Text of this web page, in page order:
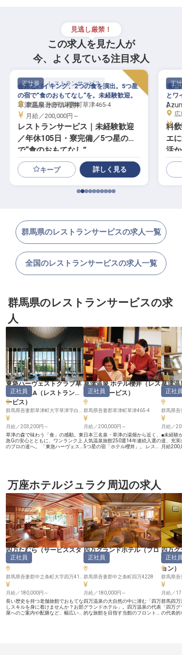
見逃し厳禁！
この求人を見た人が
今、よく見ている注目求人
正社員 レストランサービス
草津温泉 ホテル櫻井
レストランサービス｜未経験歓迎
／年休105日・寮完備／5つ星の宿
で“食のおもてなし”
会席とバイキング、2つの食を演出。5つ星
の宿で“食のおもてなし”を。未経験歓迎。
群馬県吾妻郡草津町草津465-4
月給／200,000円～
キープ 詳しく見る
正社
料
エ
活
瀬戸
とワ
。
月
群馬県のレストランサービスの求人一覧
全国のレストランサービスの求人一覧
群馬県のレストランサービスの求
人
東急ハーヴェストクラブ草
津＆VIALA （ レストランサ
ービス ）
正社員
月給／203,200円～
草津の森で味わう「食」の感動。東
急Gの安心とともに、ワンランク上
のプロの道へ。 「東急ハーヴェス
グで、訪れる会員様に驚きと癒やし
を提供しています。 この洗練され
た特別な空間で、あなたにしかでき
ない「おもてなし」を磨きません
か？ 東急Gならではの厚待遇が、長
く働ける環境を約束します。 【生
活も収入も、しっかりサポート】
・休日充実：月8～10日休み、年間
休日112日、積立休暇制度でプライ
ベートも大切にメリハリをつけて働
くことができます。 ・収入アッ
プ：月給20.3万円〜＋賞与年2回。
中抜け手当・資格手当などの各種手
当に加え、結婚祝金（5万円）や子
育て支援金など、ライフイベントも
会社が応援し、柔軟に働けます。
・新築寮完備：月7,000円〜の独身
寮はWi-Fi・バス・トイレ付き。快
適な住環境で、新しい生活もスムー
ズに始められます。 食を通じてお
客様の笑顔を創る―そんなやりがい
ある仕事を、安定した基盤の上で不
安無く始めませんか？
草津温泉 ホテル櫻井（レス
トランサービス ）
正社員
群馬県吾妻郡草津町草津465-4
月給／200,000円～
日本三名泉・草津の湯畑から近く、
人気温泉旅館250選14年連続入選の
5つ星の宿「ホテル櫻井」。 レスト
ーも開催される“魅せる宿”のレスト
ランでは、地産地消の会席から和洋
中のバイキングまで、旅のハイライ
トである“食事の時間”を演出。日本
有数の温泉地で多彩な食の空間を担
う、ここでしか味わえない魅力が詰
まった環境です。 未経験でも現場
で一流の接遇マナーを習得でき、最
短2年でチームリーダーに昇格した
例も。 月給20万円以上、寮費月
6,000円〜の単身寮を完備、年間休
日105日、残業は月平均20時間で
す。 宿の大きな魅力の一つでもあ
る“食のおもてなし”を担う存在とし
て、大きく成長していきませんか。
草津温
（レス
正社員
群馬県吾
月給／
■未経験
道、充実
月給
で、お客
トランス
お客様
食事の
ら料理の
で、お客
もてなし
をお届
優しい心
ないひと
【未経
できる環
は初めて
い。 充
ら丁寧に
輩スタッ
見守り
できるア
資格取得
キルア
食堂も利
万座ホテルジュラク周辺の求人
四万たむら（サービススタ
ッフ）
正社員
月給／180,000円～
長い歴史を持つ老舗旅館でおもてな
しスキルを身に着けませんか？お部
屋へのご案内や配膳など、幅広い業
四万グランドホテル（フロ
ント）
正社員
群馬県吾妻郡中之条町四万4228
月給／180,000円～
四万温泉の大自然の中に潜む「四万
グランドホテル」。四万温泉の代表
的な旅館を目指す当館のフロントス
四万グ
スキ
ョン）
正社員
群馬県吾
月給／
群馬四万
「四万
の代表的